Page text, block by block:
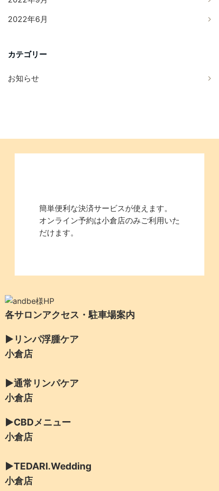
2022年6月
カテゴリー
お知らせ
簡単便利な決済サービスが使えます。
オンライン予約は小倉店のみご利用いた
だけます。
各サロンアクセス・駐車場案内
▶リンパ浮腫ケア
小倉店
▶通常リンパケア
小倉店
▶CBDメニュー
小倉店
▶TEDARI.Wedding
小倉店